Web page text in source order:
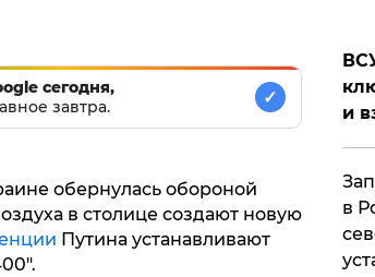
сегодня,
завтра.
✓
обернулась обороной
в столице создают новую
Путина устанавливают
и
в